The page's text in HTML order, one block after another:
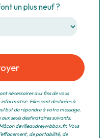
un plus neuf ?
nécessaires aux fins de vous
Elles sont destinées à
but de répondre à votre message.
seuls destinataires suivants:
devilleaudrey@bbox.fr. Vous
de portabilité, de